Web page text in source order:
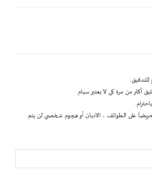
أكثر من مرة كي لا يعتبر سبام
على الطوائف ، الاديان أو هجوم شخصي لن يتم